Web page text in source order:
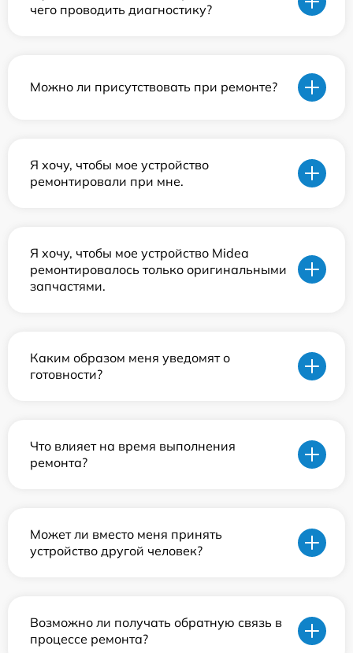
чего проводить диагностику?
Можно ли присутствовать при ремонте?
Я хочу, чтобы мое устройство
ремонтировали при мне.
Я хочу, чтобы мое устройство Midea
ремонтировалось только оригинальными
запчастями.
Каким образом меня уведомят о
готовности?
Что влияет на время выполнения
ремонта?
Может ли вместо меня принять
устройство другой человек?
Возможно ли получать обратную связь в
процессе ремонта?